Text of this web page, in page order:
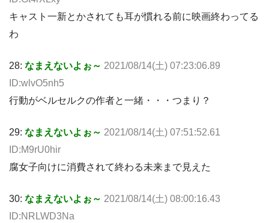
キャスト一新とかされても耳が慣れる前に映画終わってる
わ
28: なまえないよぉ～ 2021/08/14(土) 07:23:06.89
ID:wlvO5nh5
行動がベルセルクの作者と一緒・・・つまり？
29: なまえないよぉ～ 2021/08/14(土) 07:51:52.61
ID:M9rU0hir
腐女子向けに消費されて終わる未来まで見えた
30: なまえないよぉ～ 2021/08/14(土) 08:00:16.43
ID:NRLWD3Na